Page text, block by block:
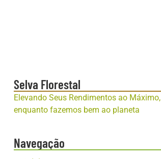
Selva Florestal
Elevando Seus Rendimentos ao Máximo,
enquanto fazemos bem ao planeta
Navegação